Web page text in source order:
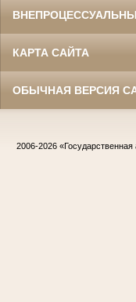
КАРТА САЙТА
ОБЫЧНАЯ ВЕРСИЯ
2006-2026